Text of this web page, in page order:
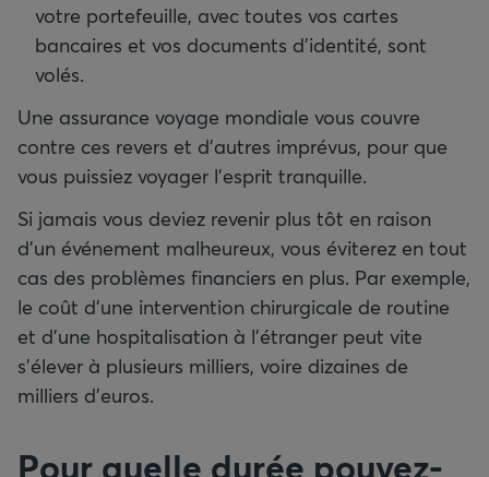
votre portefeuille, avec toutes vos cartes
bancaires et vos documents d’identité, sont
volés.
Une assurance voyage mondiale vous couvre
contre ces revers et d’autres imprévus, pour que
vous puissiez voyager l’esprit tranquille.
Si jamais vous deviez revenir plus tôt en raison
d’un événement malheureux, vous éviterez en tout
cas des problèmes financiers en plus. Par exemple,
le coût d’une intervention chirurgicale de routine
et d’une hospitalisation à l’étranger peut vite
s’élever à plusieurs milliers, voire dizaines de
milliers d’euros.
Pour quelle durée pouvez-